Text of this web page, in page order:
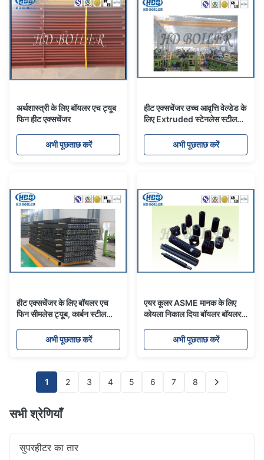
अर्थशास्त्री के लिए बॉयलर एच ट्यूब
फिन हीट एक्सचेंजर
अभी पूछताछ करें
हीट एक्सचेंजर उच्च आवृत्ति वेल्डेड के
लिए Extruded स्टेनलेस स्टील
अभी पूछताछ करें
हीट एक्सचेंजर के लिए बॉयलर एच
फिन सीमलेस ट्यूब, कार्बन स्टील
अभी पूछताछ करें
एयर कूलर ASME मानक के लिए
कोयला निकाल दिया बॉयलर बॉयलर
अभी पूछताछ करें
1 2 3 4 5 6 7 8
सभी श्रेणियाँ
सुपरहीटर का तार